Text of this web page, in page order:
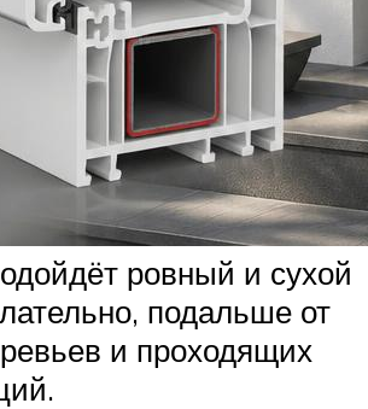
ровный и сухой
подальше от
и проходящих